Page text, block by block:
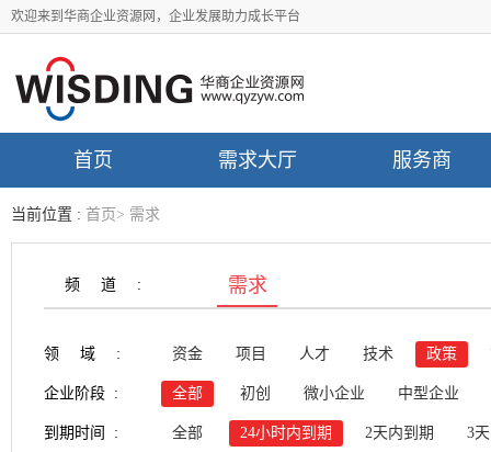
欢迎来到华商企业资源网，企业发展助力成长平台
首页 需求大厅 服务商
当前位置 : 首页 > 需求
频道: 需求
领域: 资金 项目 人才 技术 政策
企业阶段 : 全部 初创 微小企业 中型企业
到期时间 : 全部 24小时内到期 2天内到期 3